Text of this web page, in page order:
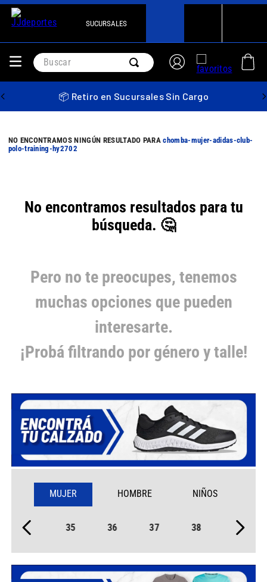
SUCURSALES
Buscar
📦 Retiro en Sucursales Sin Cargo
chomba-mujer-adidas-club-
polo-training-hy2702
No encontramos resultados para tu
búsqueda. 🤔
Pero no te preocupes, tenemos
muchas opciones que pueden
interesarte.
¡Probá filtrando por género y talle!
MUJER HOMBRE NIÑOS
35 36 37 38